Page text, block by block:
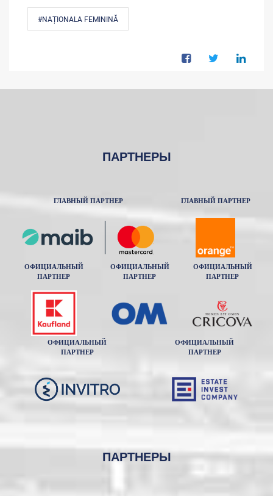
#NAȚIONALA FEMININĂ
ПАРТНЕРЫ
ГЛАВНЫЙ ПАРТНЕР ГЛАВНЫЙ ПАРТНЕР
ОФИЦИАЛЬНЫЙ
ПАРТНЕР
ОФИЦИАЛЬНЫЙ
ПАРТНЕР
ОФИЦИАЛЬНЫЙ
ПАРТНЕР
ОФИЦИАЛЬНЫЙ
ПАРТНЕР
ОФИЦИАЛЬНЫЙ
ПАРТНЕР
ПАРТНЕРЫ